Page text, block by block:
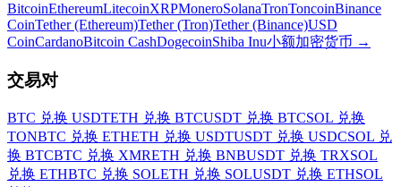
BitcoinEthereumLitecoinXRPMoneroSolanaTronToncoinBinance
CoinTether (Ethereum)Tether (Tron)Tether (Binance)USD
CoinCardanoBitcoin CashDogecoinShiba Inu小额加密货币 →
交易对
BTC 兑换 USDTETH 兑换 BTCUSDT 兑换 BTCSOL 兑换
TONBTC 兑换 ETHETH 兑换 USDTUSDT 兑换 USDCSOL 兑
换 BTCBTC 兑换 XMRETH 兑换 BNBUSDT 兑换 TRXSOL
兑换 ETHBTC 兑换 SOLETH 兑换 SOLUSDT 兑换 ETHSOL